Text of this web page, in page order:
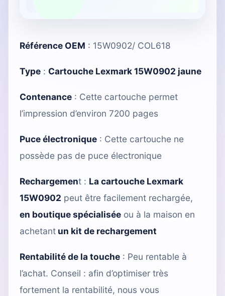
Référence OEM : 15W0902/ COL618
Type : Cartouche Lexmark 15W0902 jaune
Contenance : Cette cartouche permet
l’impression d’environ 7200 pages
Puce électronique : Cette cartouche ne
possède pas de puce électronique
Rechargement : La cartouche Lexmark
15W0902 peut être facilement rechargée,
en boutique spécialisée ou à la maison en
achetant un kit de rechargement
Rentabilité de la touche : Peu rentable à
l’achat. Conseil : afin d’optimiser très
fortement la rentabilité, nous vous